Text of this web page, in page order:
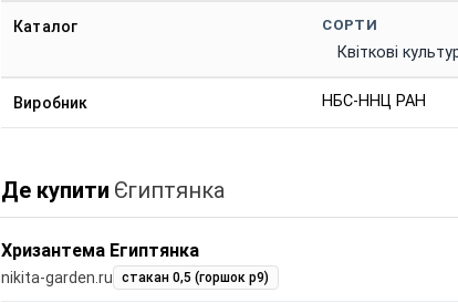
Каталог СОРТИ
Квіткові
Виробник НБС-ННЦ РАН
Де купити Єгиптянка
Хризантема Египтянка
nikita-garden.ru стакан 0,5 (горшок р9)